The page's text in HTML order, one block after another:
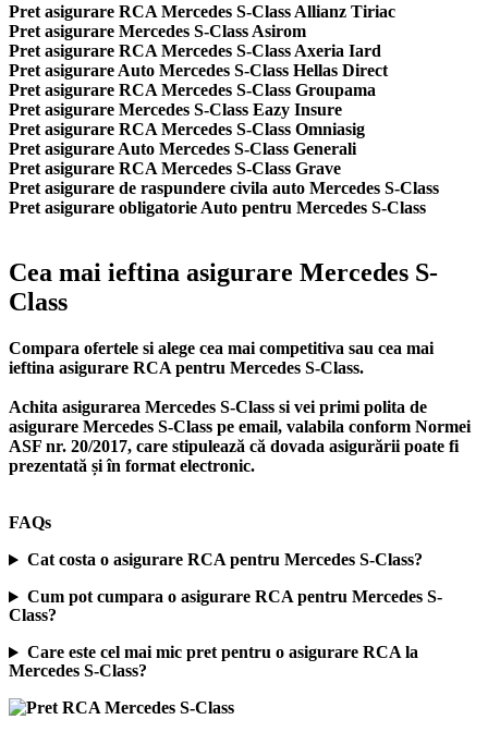
Pret asigurare RCA Mercedes S-Class Allianz Tiriac
Pret asigurare Mercedes S-Class Asirom
Pret asigurare RCA Mercedes S-Class Axeria Iard
Pret asigurare Auto Mercedes S-Class Hellas Direct
Pret asigurare RCA Mercedes S-Class Groupama
Pret asigurare Mercedes S-Class Eazy Insure
Pret asigurare RCA Mercedes S-Class Omniasig
Pret asigurare Auto Mercedes S-Class Generali
Pret asigurare RCA Mercedes S-Class Grave
Pret asigurare de raspundere civila auto Mercedes S-Class
Pret asigurare obligatorie Auto pentru Mercedes S-Class
Cea mai ieftina asigurare Mercedes S-
Class
Compara ofertele si alege cea mai competitiva sau cea mai
ieftina asigurare RCA pentru Mercedes S-Class.
Achita asigurarea Mercedes S-Class si vei primi polita de
asigurare Mercedes S-Class pe email, valabila conform Normei
ASF nr. 20/2017, care stipulează că dovada asigurării poate fi
prezentată și în format electronic.
FAQs
Cat costa o asigurare RCA pentru Mercedes S-Class?
Cum pot cumpara o asigurare RCA pentru Mercedes S-
Class?
Care este cel mai mic pret pentru o asigurare RCA la
Mercedes S-Class?